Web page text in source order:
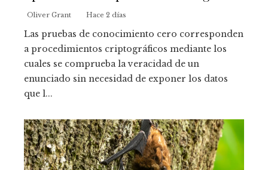
Oliver Grant Hace 2 días
Las pruebas de conocimiento cero corresponden
a procedimientos criptográficos mediante los
cuales se comprueba la veracidad de un
enunciado sin necesidad de exponer los datos
que l...